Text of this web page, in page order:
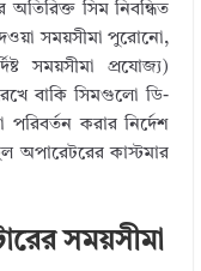
অতিরিক্ত সিম নিবন্ধিত
সময়সীমা পুরোনো,
সময়সীমা প্রযোজ্য)
বাকি সিমগুলো ডি-
পরিবর্তন করার নির্দেশ
অপারেটরের কাস্টমার
সময়সীমা